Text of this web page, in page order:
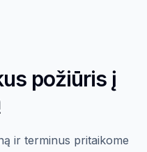
požiūris į
ir terminus pritaikome